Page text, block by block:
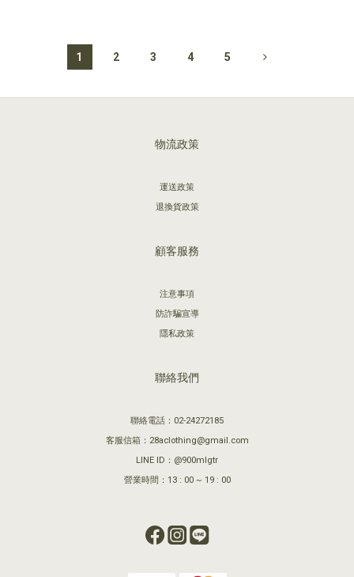
1 2 3 4 5
物流政策
運送政策
退換貨政策
顧客服務
注意事項
防詐騙宣導
隱私政策
聯絡我們
聯絡電話：02-24272185
客服信箱：28aclothing@gmail.com
LINE ID：@900mlgtr
營業時間：13 : 00 ~ 19 : 00